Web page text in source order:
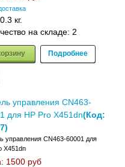
0.3 кг.
на складе: 2
Подробнее
управления CN463-
для HP Pro X451dn(Код:
)
управления CN463-60001 для
X451dn
1500 руб